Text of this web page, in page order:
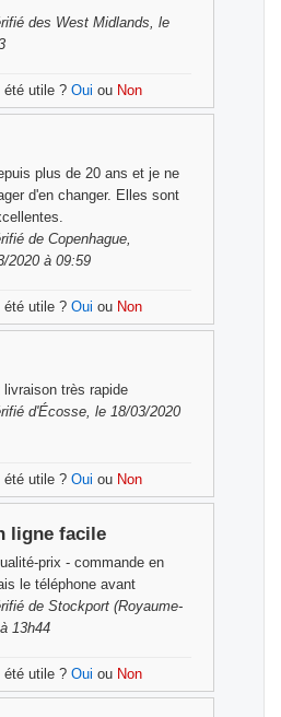
des West Midlands, le
été utile ? Oui ou Non
plus de 20 ans et je ne
d'en changer. Elles sont
de Copenhague,
2020 à 09:59
été utile ? Oui ou Non
très rapide
d'Écosse, le 18/03/2020
été utile ? Oui ou Non
ligne facile
prix - commande en
le téléphone avant
de Stockport (Royaume-
13h44
été utile ? Oui ou Non